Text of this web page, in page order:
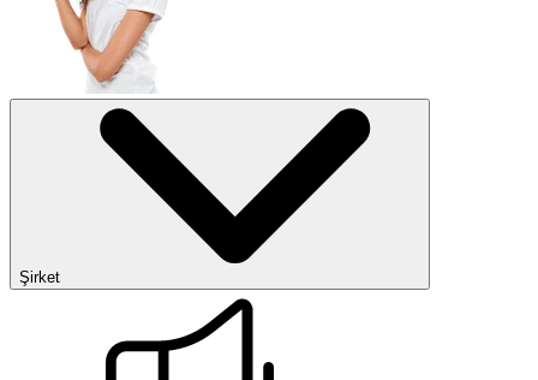
Şirket